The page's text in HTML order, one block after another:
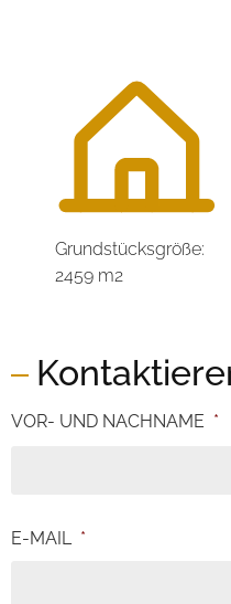
Grundstücksgröße:
2459 m2
VOR- UND NACHNAME *
E-MAIL *